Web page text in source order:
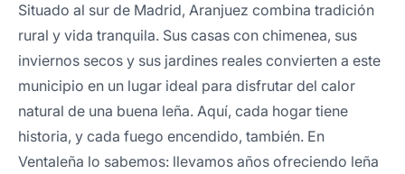
Situado al sur de Madrid, Aranjuez combina tradición
rural y vida tranquila. Sus casas con chimenea, sus
inviernos secos y sus jardines reales convierten a este
municipio en un lugar ideal para disfrutar del calor
natural de una buena leña. Aquí, cada hogar tiene
historia, y cada fuego encendido, también. En
Ventaleña lo sabemos: llevamos años ofreciendo leña